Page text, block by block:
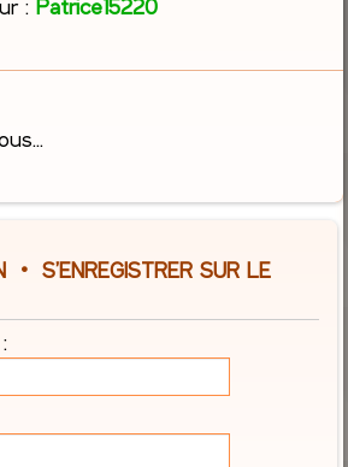
: Patrice15220
•S’ENREGISTRER SUR LE